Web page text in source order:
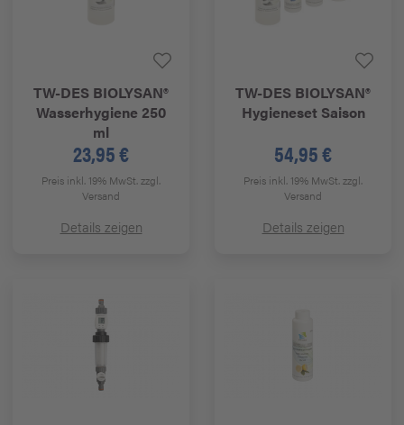
TW-DES BIOLYSAN®
Wasserhygiene 250
ml
23,95 €
Preis inkl. 19% MwSt.zzgl.
Versand
Details zeigen
TW-DES BIOLYSAN®
Hygieneset Saison
54,95 €
Preis inkl. 19% MwSt.zzgl.
Versand
Details zeigen